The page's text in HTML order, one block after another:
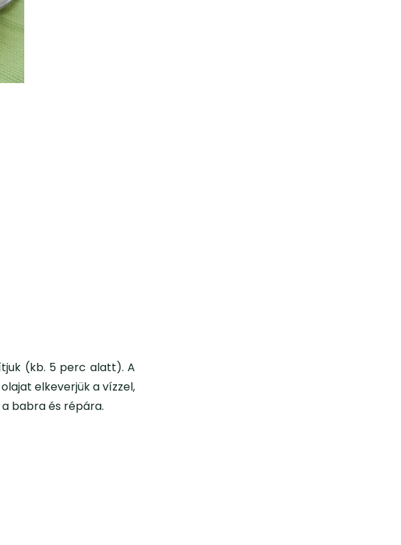
(kb. 5 perc alatt). A
elkeverjük a vízzel,
babra és répára.